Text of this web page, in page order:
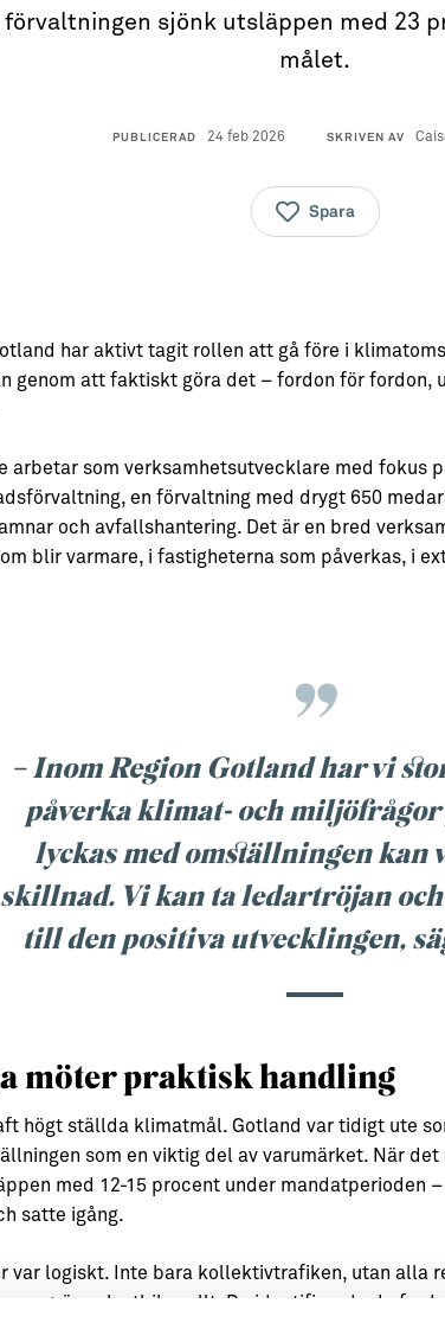
sjönk utsläppen med 23
målet.
PUBLICERAD 24 feb 2026 SKRIVEN AV
Spara
har aktivt tagit rollen att gå före i
genom att faktiskt göra det – fordon för fordon,
arbetar som verksamhetsutvecklare med fokus
en förvaltning med drygt 650
och avfallshantering. Det är en bred
blir varmare, i fastigheterna som påverkas, i
– Inom Region Gotland har vi
påverka klimat- och miljöfrågor
lyckas med omställningen kan
skillnad. Vi kan ta ledartröjan
till den positiva utvecklingen,
möter praktisk handling
högt ställda klimatmål. Gotland var tidigt ute
som en viktig del av varumärket. När
med 12-15 procent under mandatperioden
satte igång.
var logiskt. Inte bara kollektivtrafiken, utan alla
gräver, lastbilar, allt. De identifierade de